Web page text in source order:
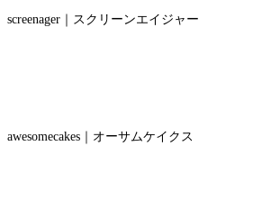
screenager｜スクリーンエイジャー
awesomecakes｜オーサムケイクス